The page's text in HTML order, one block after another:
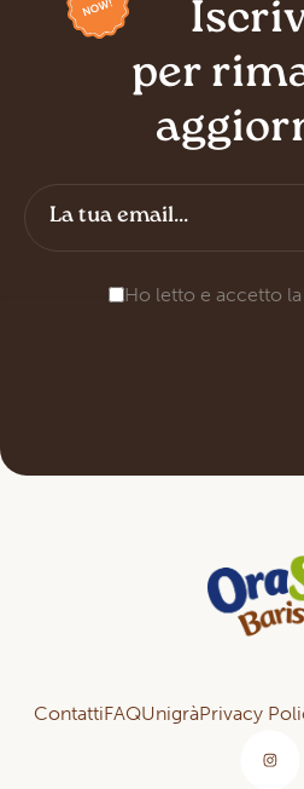
per
Ho letto e accetto la
ContattiFAQUnigràPrivacy